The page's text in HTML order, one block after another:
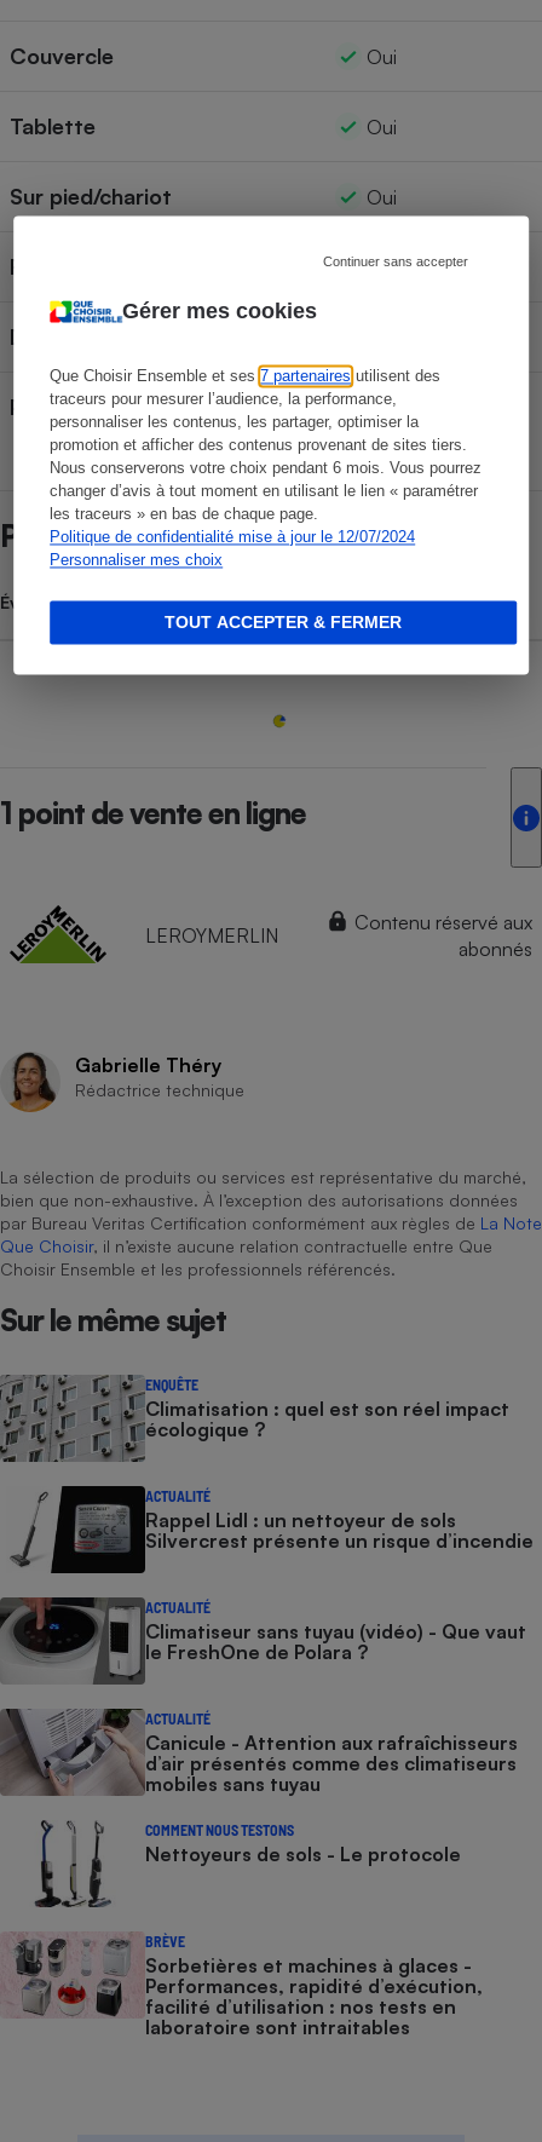
Gérer mes cookies
Que Choisir Ensemble et ses7 partenaires utilisent des
traceurs pour mesurer l’audience, la performance,
personnaliser les contenus, les partager, optimiser la
promotion et afficher des contenus provenant de sites tiers.
Nous conserverons votre choix pendant 6 mois. Vous pourrez
changer d’avis à tout moment en utilisant le lien « paramétrer
les traceurs » en bas de chaque page.
Politique de confidentialité mise à jour le 12/07/2024
Personnaliser mes choix
Continuer sans accepter
TOUT ACCEPTER & FERMER
Couvercle Oui
Tablette Oui
Sur pied/chariot Oui
Roues 4
Dimensions (couvercle fermé)
Poids 51 kg
Prix et magasins
Évolution du prix moyen
1 point de vente en ligne
LEROYMERLIN
Contenu réservé aux
abonnés
Gabrielle Théry
Rédactrice technique
La sélection de produits ou services est représentative du marché,
bien que non-exhaustive. À l’exception des autorisations données
par Bureau Veritas Certification conformément aux règles de La Note
Que Choisir, il n’existe aucune relation contractuelle entre Que
Choisir Ensemble et les professionnels référencés.
Sur le même sujet
ENQUÊTE
Climatisation : quel est son réel impact
écologique ?
ACTUALITÉ
Rappel Lidl : un nettoyeur de sols
Silvercrest présente un risque d’incendie
ACTUALITÉ
Climatiseur sans tuyau (vidéo) - Que vaut
le FreshOne de Polara ?
ACTUALITÉ
Canicule - Attention aux rafraîchisseurs
d’air présentés comme des climatiseurs
mobiles sans tuyau
COMMENT NOUS TESTONS
Nettoyeurs de sols - Le protocole
BRÈVE
Sorbetières et machines à glaces​​​​​​ -
Performances, rapidité d’exécution,
facilité d’utilisation : nos tests en
laboratoire sont intraitables